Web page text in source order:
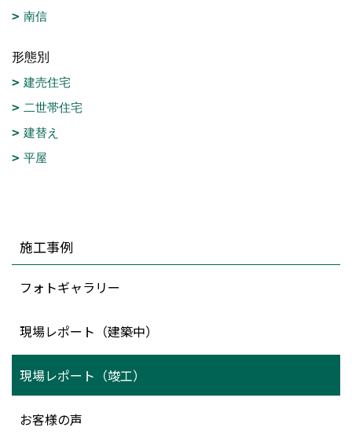
南信
形態別
建売住宅
二世帯住宅
建替え
平屋
施工事例
フォトギャラリー
現場レポート（建築中）
現場レポート（竣工）
お客様の声